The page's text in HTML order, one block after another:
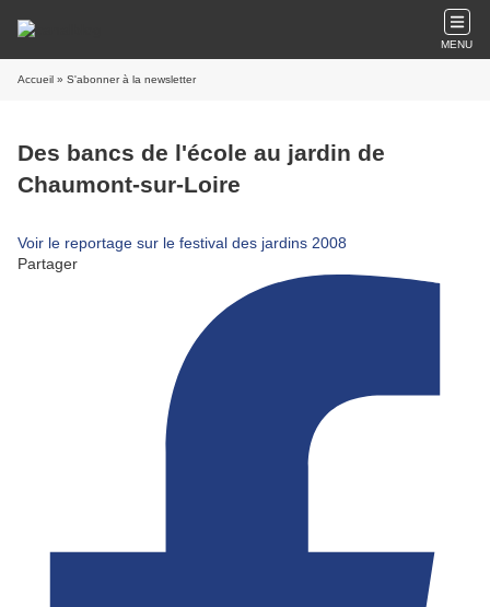
MENU
Accueil » S'abonner à la newsletter
Des bancs de l'école au jardin de
Chaumont-sur-Loire
Voir le reportage sur le festival des jardins 2008
Partager